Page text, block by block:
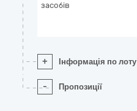
засобів
+ Інформація по лоту
- Пропозиції